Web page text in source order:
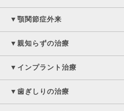
▼顎関節症外来
▼親知らずの治療
▼インプラント治療
▼歯ぎしりの治療